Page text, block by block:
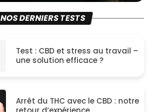
NOS DERNIERS TESTS
Test : CBD et stress au travail –
une solution efficace ?
Arrêt du THC avec le CBD : notre